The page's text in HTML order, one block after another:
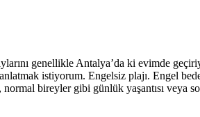
genellikle Antalya’da ki evimde
istiyorum. Engelsiz plajı. Engel
bireyler gibi günlük yaşantısı veya